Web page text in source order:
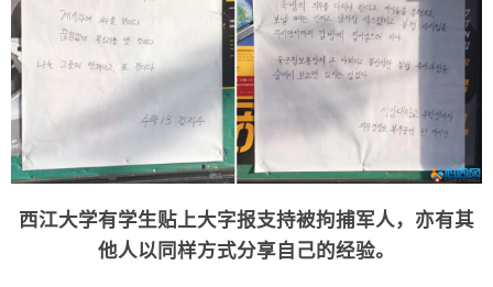
西江大学有学生贴上大字报支持被拘捕军人，亦有其
他人以同样方式分享自己的经验。